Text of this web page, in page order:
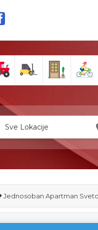
Sve Lokacije
Jednosoban Apartman